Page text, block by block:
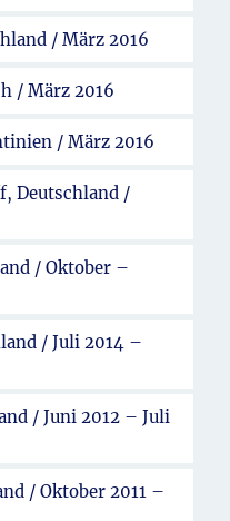
/ März 2016
/ März 2016
/ März 2016
Deutschland /
/ Oktober –
/ Juli 2014 –
/ Juni 2012 – Juli
/ Oktober 2011 –